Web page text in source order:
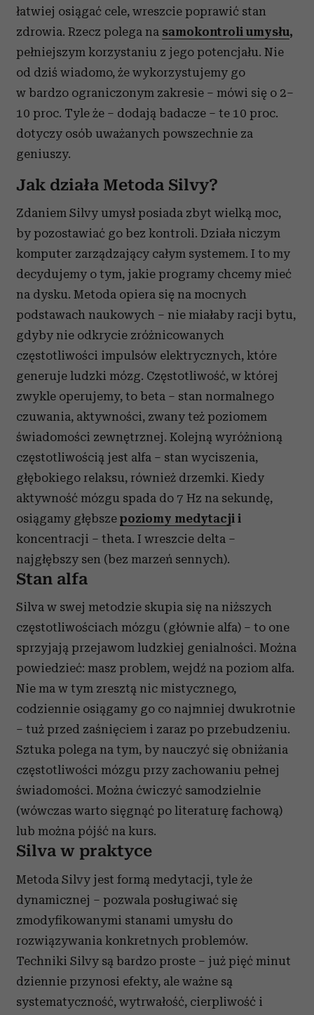
łatwiej osiągać cele, wreszcie poprawić stan
zdrowia. Rzecz polega na samokontroli umysłu,
pełniejszym korzystaniu z jego potencjału. Nie
od dziś wiadomo, że wykorzystujemy go
w bardzo ograniczonym zakresie – mówi się o 2–
10 proc. Tyle że – dodają badacze – te 10 proc.
dotyczy osób uważanych powszechnie za
geniuszy.
Jak działa Metoda Silvy?
Zdaniem Silvy umysł posiada zbyt wielką moc,
by pozostawiać go bez kontroli. Działa niczym
komputer zarządzający całym systemem. I to my
decydujemy o tym, jakie programy chcemy mieć
na dysku. Metoda opiera się na mocnych
podstawach naukowych – nie miałaby racji bytu,
gdyby nie odkrycie zróżnicowanych
częstotliwości impulsów elektrycznych, które
generuje ludzki mózg. Częstotliwość, w której
zwykle operujemy, to beta – stan normalnego
czuwania, aktywności, zwany też poziomem
świadomości zewnętrznej. Kolejną wyróżnioną
częstotliwością jest alfa – stan wyciszenia,
głębokiego relaksu, również drzemki. Kiedy
aktywność mózgu spada do 7 Hz na sekundę,
osiągamy głębsze poziomy medytacji i
koncentracji – theta. I wreszcie delta –
najgłębszy sen (bez marzeń sennych).
Stan alfa
Silva w swej metodzie skupia się na niższych
częstotliwościach mózgu (głównie alfa) – to one
sprzyjają przejawom ludzkiej genialności. Można
powiedzieć: masz problem, wejdź na poziom alfa.
Nie ma w tym zresztą nic mistycznego,
codziennie osiągamy go co najmniej dwukrotnie
– tuż przed zaśnięciem i zaraz po przebudzeniu.
Sztuka polega na tym, by nauczyć się obniżania
częstotliwości mózgu przy zachowaniu pełnej
świadomości. Można ćwiczyć samodzielnie
(wówczas warto sięgnąć po literaturę fachową)
lub można pójść na kurs.
Silva w praktyce
Metoda Silvy jest formą medytacji, tyle że
dynamicznej – pozwala posługiwać się
zmodyfikowanymi stanami umysłu do
rozwiązywania konkretnych problemów.
Techniki Silvy są bardzo proste – już pięć minut
dziennie przynosi efekty, ale ważne są
systematyczność, wytrwałość, cierpliwość i